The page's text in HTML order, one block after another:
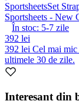
SportsheetsSet
Sportsheets - New
În stoc: 5-7 zile
392 lei
392 lei Cel mai mic
ultimele 30 de zile.
Interesant din